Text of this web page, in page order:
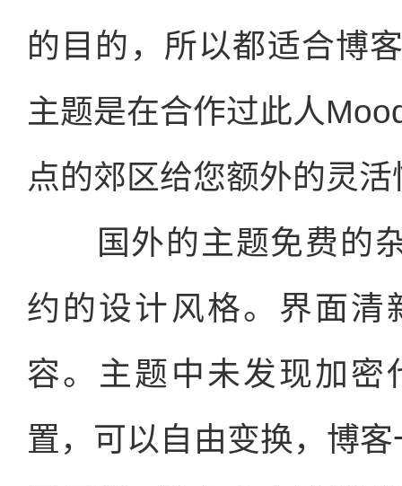
的目的，所以都适合博
主题是在合作过此人
点的郊区给您额外的灵
国外的主题免费的
约的设计风格。界面清
容。主题中未发现加密
置，可以自由变换，博